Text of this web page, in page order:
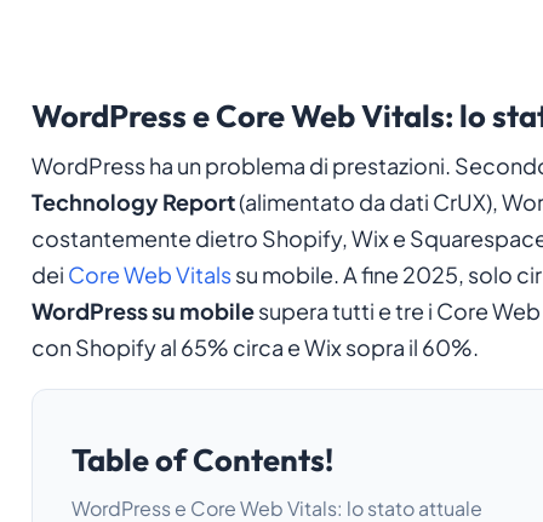
WordPress e Core Web Vitals: lo
WordPress ha un problema di prestazioni.
Technology Report(alimentato da dati CrUX),
costantemente dietro Shopify, Wix e
dei Core Web Vitalssu mobile. A fine 2025, solo
WordPress su mobilesupera tutti e tre i Core
con Shopify al 65% circa e Wix sopra il 60%.
Table of Contents!
WordPress e Core Web Vitals: lo stato attuale